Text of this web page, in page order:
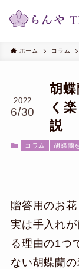
ホーム コラム
胡
く
説
2022
6/30
コラム 胡蝶蘭
贈答用のお
実は手入れ
る理由の1つ
ない胡蝶蘭